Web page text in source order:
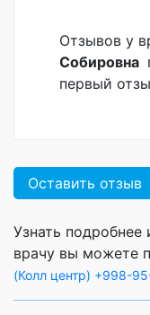
Отзывов у
Собировна
первый
Оставить отзыв
Узнать подробнее
врачу вы можете
(Колл центр) +998-